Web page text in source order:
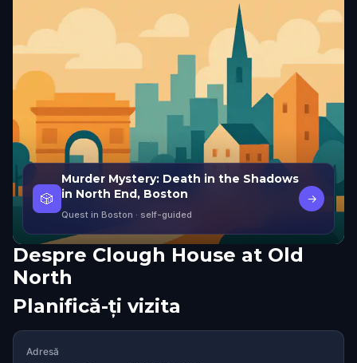
🎲
Murder Mystery: Death in the Shadows
in North End, Boston
Quest in Boston · self-guided
→
Despre Clough House at Old
North
Planifică-ți vizita
Adresă